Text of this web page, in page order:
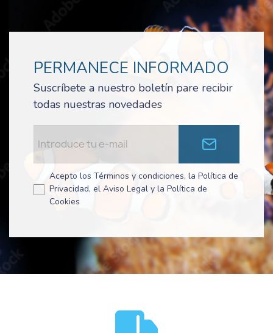
PERMANECE INFORMADO
Suscríbete a nuestro boletín pare recibir
todas nuestras novedades
Acepto los Términos y condiciones, la Política de
Privacidad, el Aviso Legal y la Política de
Cookies